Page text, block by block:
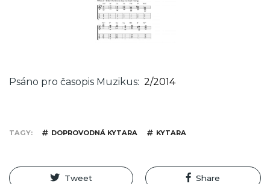
Psáno pro časopis Muzikus 2/2014
TAGY DOPROVODNÁ KYTARA KYTARA
Tweet Share